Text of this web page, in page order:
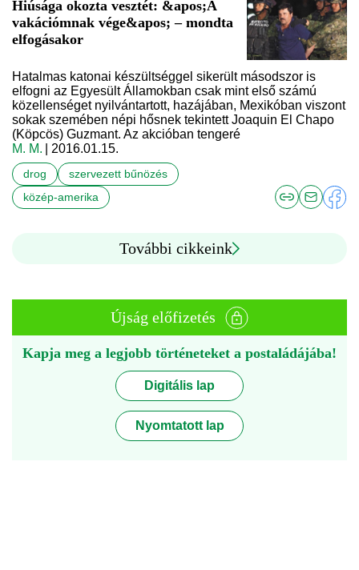
Hiúsága okozta vesztét: &apos;A
vakációmnak vége&apos; – mondta
elfogásakor
Hatalmas katonai készültséggel sikerült másodszor is
elfogni az Egyesült Államokban csak mint első számú
közellenséget nyilvántartott, hazájában, Mexikóban viszont
sokak szemében népi hősnek tekintett Joaquin El Chapo
(Köpcös) Guzmant. Az akcióban tengeré
M. M.
| 2016.01.15.
drog
szervezett bűnözés
közép-amerika
További cikkeink
Újság előfizetés
Kapja meg a legjobb történeteket a postaládájába!
Digitális lap
Nyomtatott lap